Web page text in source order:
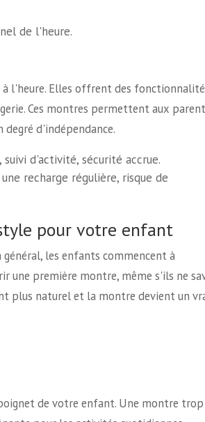
de l'heure.
à l'heure. Elles offrent des
Ces montres permettent aux
d'indépendance.
suivi d'activité, sécurité accrue.
recharge régulière, risque de
pour votre enfant
les enfants commencent à
une première montre, même s'ils ne
plus naturel et la montre devient un
de votre enfant. Une montre trop